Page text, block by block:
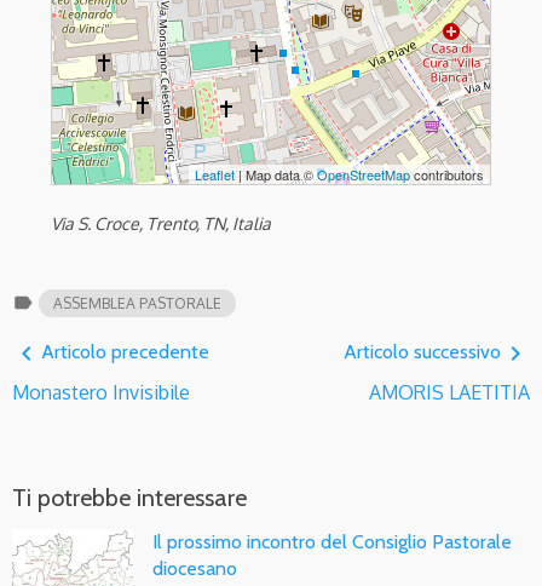
Leaflet | Map data ©OpenStreetMapcontributors
Via S. Croce, Trento, TN, Italia
label ASSEMBLEA PASTORALE
navigate_before Articolo precedente
Monastero Invisibile
Articolo successivo navigate_next
AMORIS LAETITIA
Ti potrebbe interessare
Il prossimo incontro del Consiglio Pastorale
diocesano